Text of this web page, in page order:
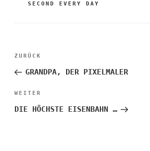
SECOND EVERY DAY
Beitragsnavigation
Vorheriger
Beitrag
ZURÜCK
GRANDPA, DER PIXELMALER
Nächster
Beitrag
WEITER
DIE HÖCHSTE EISENBAHN …